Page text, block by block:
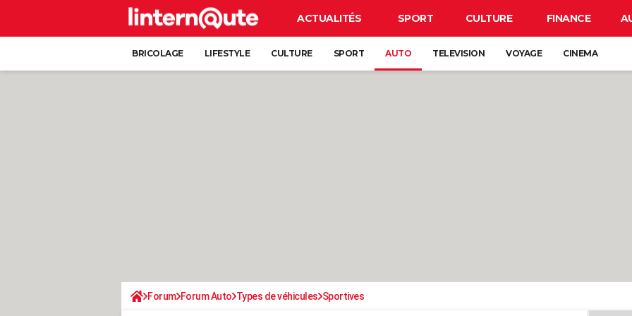
ACTUALITÉS SPORT CULTURE FINANCE
BRICOLAGE LIFESTYLE CULTURE SPORT AUTO TELEVISION VOYAGE CINEMA
Forum Forum Auto Types de véhicules Sportives